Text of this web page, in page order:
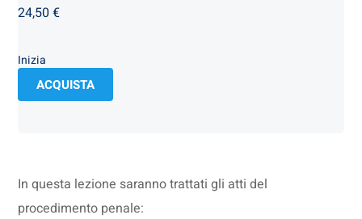
24,50 €
Inizia
ACQUISTA
In questa lezione saranno trattati gli atti del
procedimento penale: